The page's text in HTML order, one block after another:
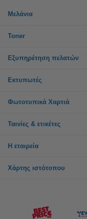
Μελάνια
Toner
Εξυπηρέτηση πελατών
Εκτυπωτές
Φωτοτυπικά Χαρτιά
Ταινίες & ετικέτες
Η εταιρεία
Χάρτης ιστότοπου